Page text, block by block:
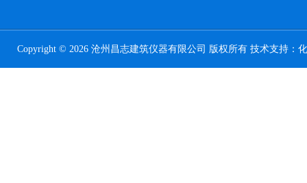
Copyright © 2026 沧州昌志建筑仪器有限公司 版权所有 技术支持：